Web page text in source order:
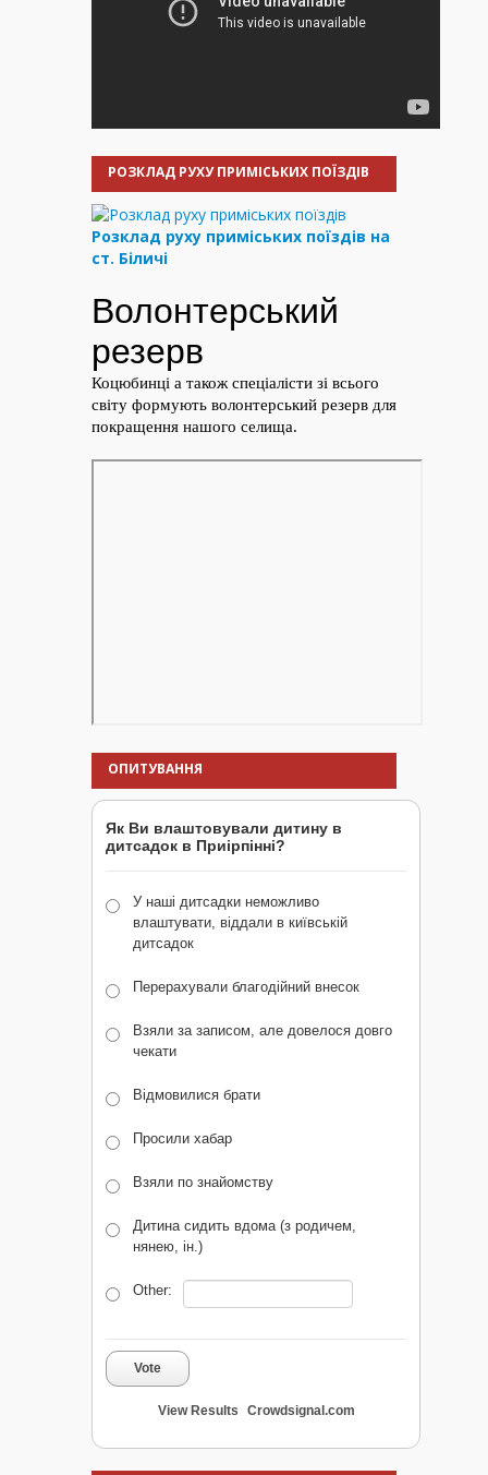
РОЗКЛАД РУХУ ПРИМІСЬКИХ ПОЇЗДІВ
Розклад руху приміських поїздів на
ст. Біличі
ОПИТУВАННЯ
Як Ви влаштовували дитину в
дитсадок в Приірпінні?
У наші дитсадки неможливо
влаштувати, віддали в київській
дитсадок
Перерахували благодійний внесок
Взяли за записом, але довелося довго
чекати
Відмовилися брати
Просили хабар
Взяли по знайомству
Дитина сидить вдома (з родичем,
нянею, ін.)
Other:
Vote
View Results Crowdsignal.com